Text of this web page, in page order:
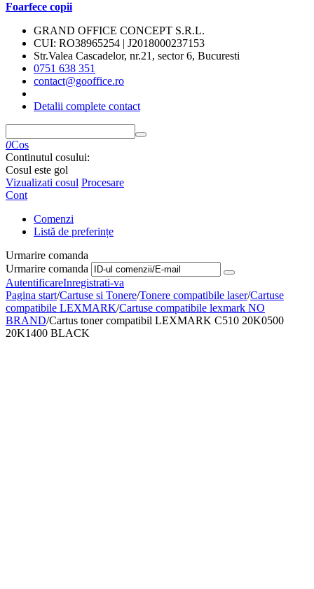
Foarfece copii
GRAND OFFICE CONCEPT S.R.L.
CUI: RO38965254 | J2018000237153
Str.Valea Cascadelor, nr.21, sector 6, Bucuresti
0751 638 351
contact@gooffice.ro
Detalii complete contact
0Cos
Continutul cosului:
Cosul este gol
Vizualizati cosul Procesare
Cont
Comenzi
Listă de preferințe
Urmarire comanda
Urmarire comanda
AutentificareInregistrati-va
Pagina start/Cartuse si Tonere/Tonere compatibile laser/Cartuse
compatibile LEXMARK/Cartuse compatibile lexmark NO
BRAND/Cartus toner compatibil LEXMARK C510 20K0500
20K1400 BLACK